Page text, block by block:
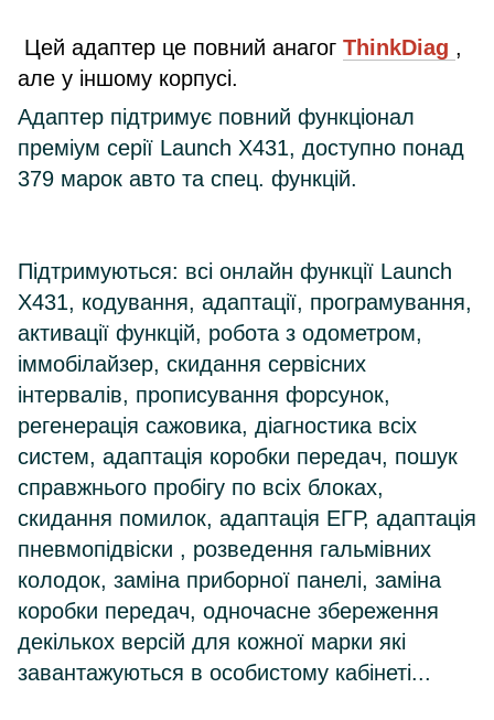
Цей адаптер це повний анагог ThinkDiag ,
але у іншому корпусі.
Адаптер підтримує повний функціонал
преміум серії Launch X431, доступно понад
379 марок авто та спец. функцій.
Підтримуються: всі онлайн функції Launch
X431, кодування, адаптації, програмування,
активації функцій, робота з одометром,
іммобілайзер, скидання сервісних
інтервалів, прописування форсунок,
регенерація сажовика, діагностика всіх
систем, адаптація коробки передач, пошук
справжнього пробігу по всіх блоках,
скидання помилок, адаптація ЕГР, адаптація
пневмопідвіски , розведення гальмівних
колодок, заміна приборної панелі, заміна
коробки передач, одночасне збереження
декількох версій для кожної марки які
завантажуються в особистому кабінеті...